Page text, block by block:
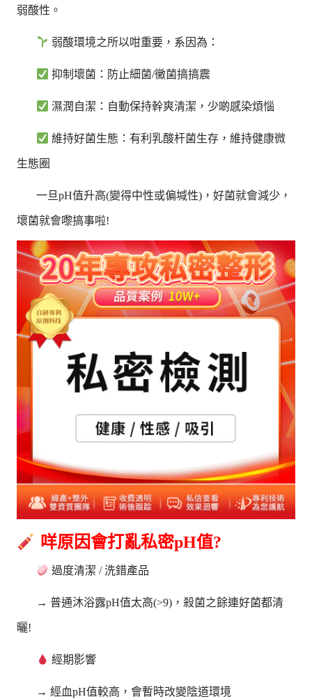
弱酸性。
弱酸環境之所以咁重要，系因為：
抑制壞菌：防止細菌/黴菌搞搞震
濕潤自潔：自動保持幹爽清潔，少啲感染煩惱
維持好菌生態：有利乳酸杆菌生存，維持健康微
生態圈
一旦pH值升高(變得中性或偏堿性)，好菌就會減少，
壞菌就會嚟搞事啦!
咩原因會打亂私密pH值?
過度清潔 / 洗錯產品
→ 普通沐浴露pH值太高(>9)，殺菌之餘連好菌都清
曬!
經期影響
→ 經血pH值較高，會暫時改變陰道環境